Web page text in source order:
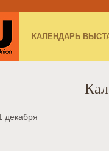
КАЛЕНДАРЬ
декабря